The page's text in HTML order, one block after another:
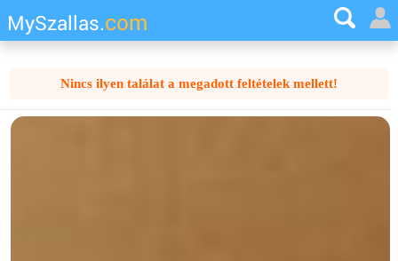
MySzallas.com
Nincs ilyen találat a megadott feltételek mellett!